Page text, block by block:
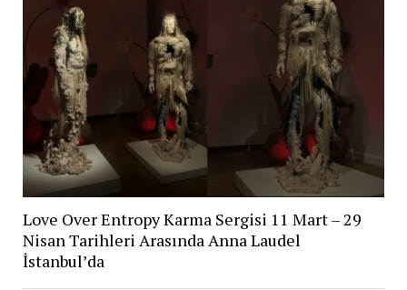
Love Over Entropy Karma Sergisi 11 Mart – 29
Nisan Tarihleri Arasında Anna Laudel
İstanbul’da